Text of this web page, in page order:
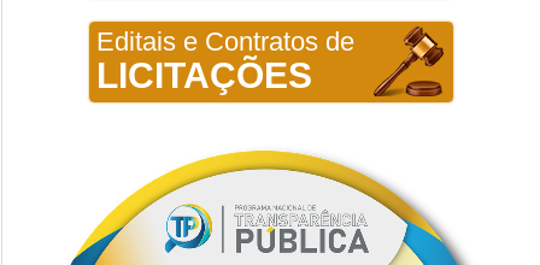
Editais e Contratos de
LICITAÇÕES